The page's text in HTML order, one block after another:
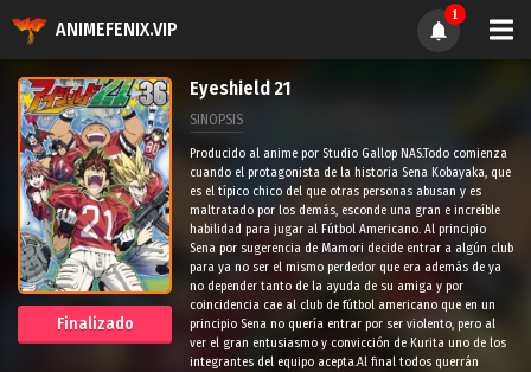
ANIMEFENIX.VIP
1
Finalizado
Eyeshield 21
SINOPSIS
Producido al anime por Studio Gallop NAS.Todo comienza
cuando el protagonista de la historia Sena Kobayaka, que
es el típico chico del que otras personas abusan y es
maltratado por los demás, esconde una gran e increíble
habilidad para jugar al Fútbol Americano. Al principio
Sena por sugerencia de Mamori decide entrar a algún club
para ya no ser el mismo perdedor que era además de ya
no depender tanto de la ayuda de su amiga y por
coincidencia cae al club de fútbol americano que en un
principio Sena no quería entrar por ser violento, pero al
ver el gran entusiasmo y convicción de Kurita uno de los
integrantes del equipo acepta.Al final todos querrán